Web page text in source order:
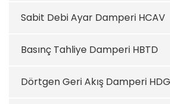
Sabit Debi Ayar Damperi HCAV
Basınç Tahliye Damperi HBTD
Dörtgen Geri Akış Damperi